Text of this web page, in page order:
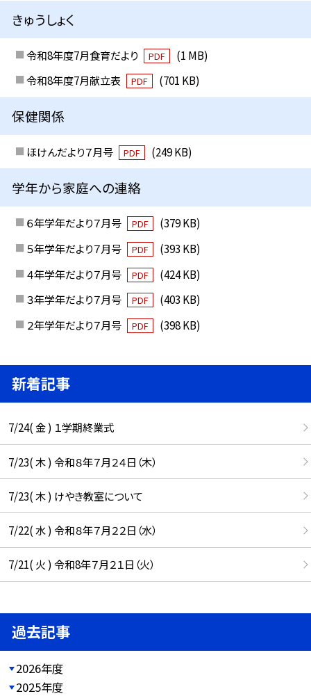
きゅうしょく
令和8年度7月食育だより PDF
(1 MB)
令和8年度7月献立表
PDF (701 KB)
保健関係
ほけんだより７月号 PDF (249 KB)
学年から家庭への連絡
６年学年だより７月号 PDF
(379 KB)
５年学年だより７月号
PDF
(393 KB)
４年学年だより７月号
PDF
(424 KB)
３年学年だより７月号
PDF
(403 KB)
２年学年だより７月号
PDF (398 KB)
新着記事
7/24( 金 ) １学期終業式
7/23( 木 ) 令和８年７月２４日（木）
7/23( 木 ) けやき教室について
7/22( 水 ) 令和８年７月２２日（水）
7/21( 火 ) 令和8年７月２１日（火）
過去記事
2026年度
2025年度